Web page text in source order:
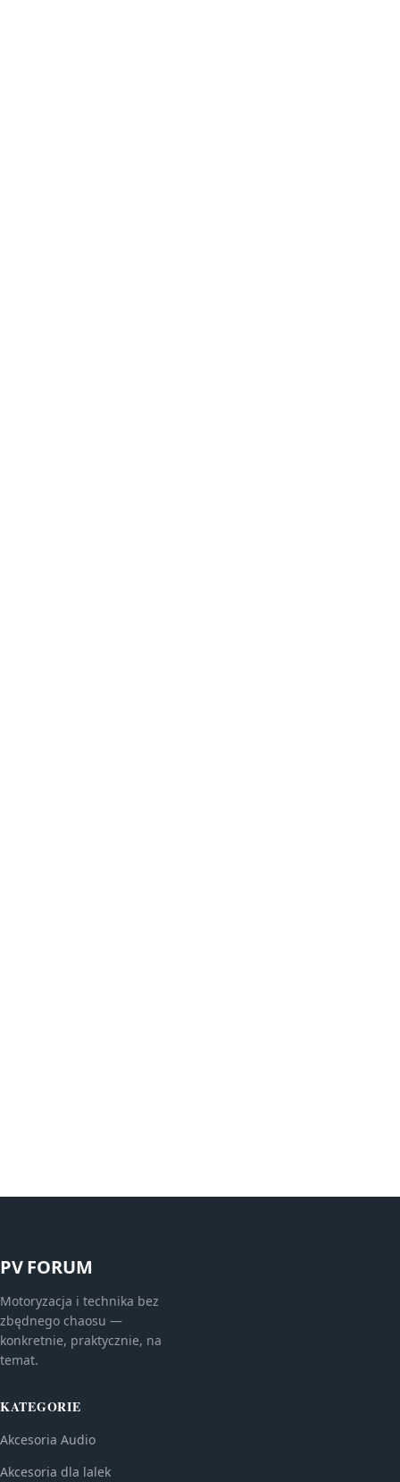
PV FORUM
Motoryzacja i technika bez
zbędnego chaosu —
konkretnie, praktycznie, na
temat.
KATEGORIE
Akcesoria Audio
Akcesoria dla lalek